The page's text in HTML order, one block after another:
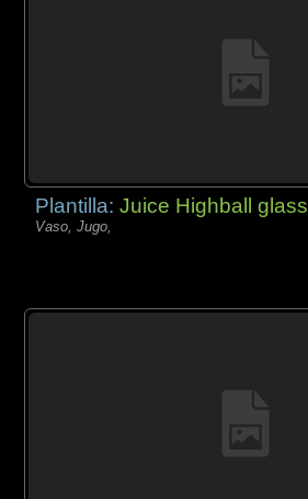
Plantilla:Juice Highball glass
Vaso, Jugo,